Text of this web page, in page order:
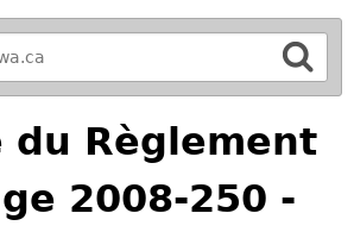
du Règlement
2008-250 -